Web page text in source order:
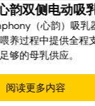
韵双侧电动吸
（心韵）吸乳
养过程中提供全程
够的母乳供应。
阅读更多内容